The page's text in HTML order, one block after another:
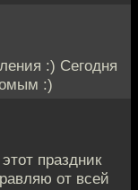
:) Сегодня
:)
праздник
от всей